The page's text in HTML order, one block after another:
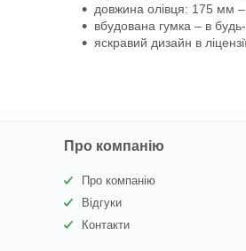
довжина олівця: 175 мм –
вбудована гумка – в
яскравий дизайн в
Про компанію
Про компанію
Відгуки
Контакти